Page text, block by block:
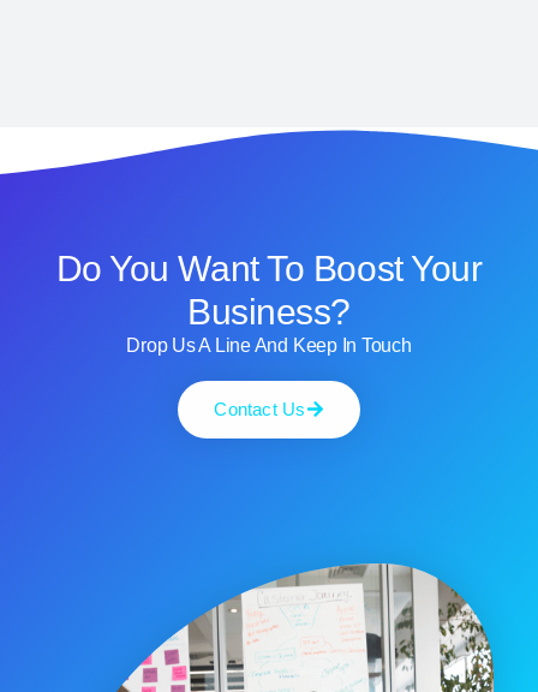
Do You Want To Boost Your
Business?
Drop Us A Line And Keep In Touch
Contact Us